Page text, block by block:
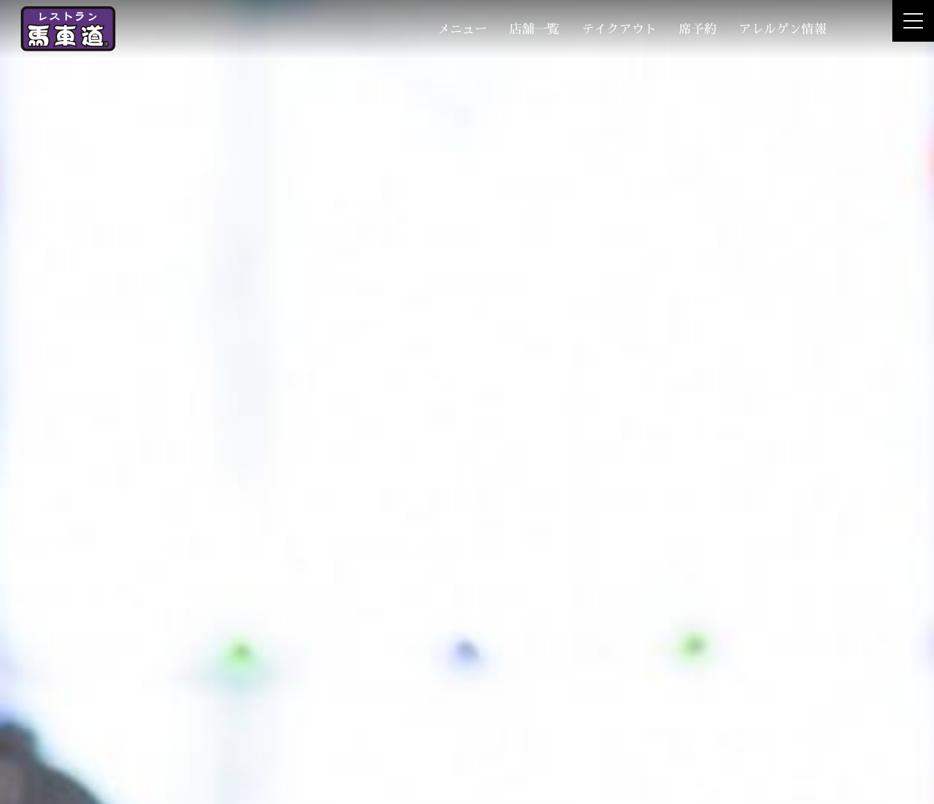
メニュー 店舗一覧 テイクアウト 席予約 アレルゲン情報